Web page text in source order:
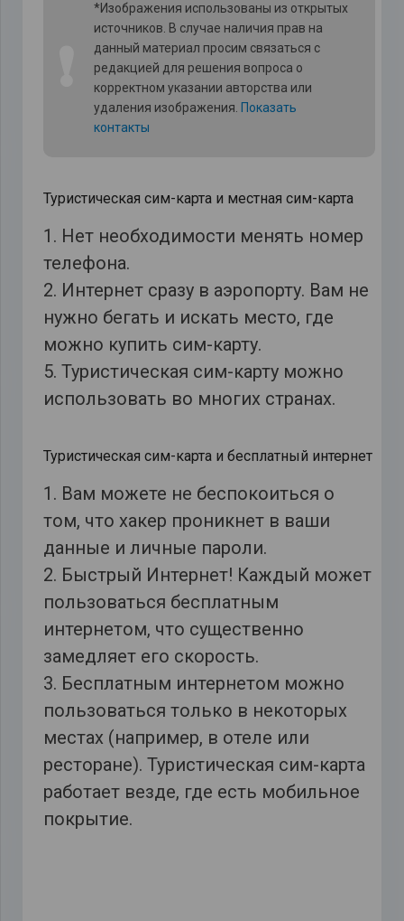
*Изображения использованы из открытых
источников. В случае наличия прав на
данный материал просим связаться с
редакцией для решения вопроса о
корректном указании авторства или
удаления изображения. Показать
контакты
Туристическая сим-карта и местная сим-карта
1. Нет необходимости менять номер
телефона.
2. Интернет сразу в аэропорту. Вам не
нужно бегать и искать место, где
можно купить сим-карту.
5. Туристическая сим-карту можно
использовать во многих странах.
Туристическая сим-карта и бесплатный интернет
1. Вам можете не беспокоиться о
том, что хакер проникнет в ваши
данные и личные пароли.
2. Быстрый Интернет! Каждый может
пользоваться бесплатным
интернетом, что существенно
замедляет его скорость.
3. Бесплатным интернетом можно
пользоваться только в некоторых
местах (например, в отеле или
ресторане). Туристическая сим-карта
работает везде, где есть мобильное
покрытие.